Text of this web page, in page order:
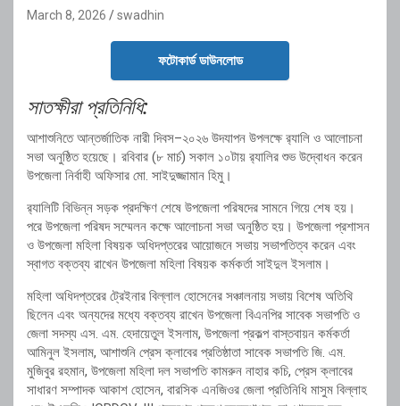
March 8, 2026 swadhin
ফটোকার্ড ডাউনলোড
সাতক্ষীরা প্রতিনিধি:
আশাশুনিতে আন্তর্জাতিক নারী দিবস–২০২৬ উদযাপন উপলক্ষে র‍্যালি ও আলোচনা
সভা অনুষ্ঠিত হয়েছে। রবিবার (৮ মার্চ) সকাল ১০টায় র‍্যালির শুভ উদ্বোধন করেন
উপজেলা নির্বাহী অফিসার মো. সাইদুজ্জামান হিমু।
র‍্যালিটি বিভিন্ন সড়ক প্রদক্ষিণ শেষে উপজেলা পরিষদের সামনে গিয়ে শেষ হয়।
পরে উপজেলা পরিষদ সম্মেলন কক্ষে আলোচনা সভা অনুষ্ঠিত হয়। উপজেলা প্রশাসন
ও উপজেলা মহিলা বিষয়ক অধিদপ্তরের আয়োজনে সভায় সভাপতিত্ব করেন এবং
স্বাগত বক্তব্য রাখেন উপজেলা মহিলা বিষয়ক কর্মকর্তা সাইদুল ইসলাম।
মহিলা অধিদপ্তরের ট্রেইনার বিল্লাল হোসেনের সঞ্চালনায় সভায় বিশেষ অতিথি
ছিলেন এবং অন্যদের মধ্যে বক্তব্য রাখেন উপজেলা বিএনপির সাবেক সভাপতি ও
জেলা সদস্য এস. এম. হেদায়েতুল ইসলাম, উপজেলা প্রকল্প বাস্তবায়ন কর্মকর্তা
আমিনুল ইসলাম, আশাশুনি প্রেস ক্লাবের প্রতিষ্ঠাতা সাবেক সভাপতি জি. এম.
মুজিবুর রহমান, উপজেলা মহিলা দল সভাপতি কামরুন নাহার কচি, প্রেস ক্লাবের
সাধারণ সম্পাদক আকাশ হোসেন, বারসিক এনজিওর জেলা প্রতিনিধি মাসুম বিল্লাহ